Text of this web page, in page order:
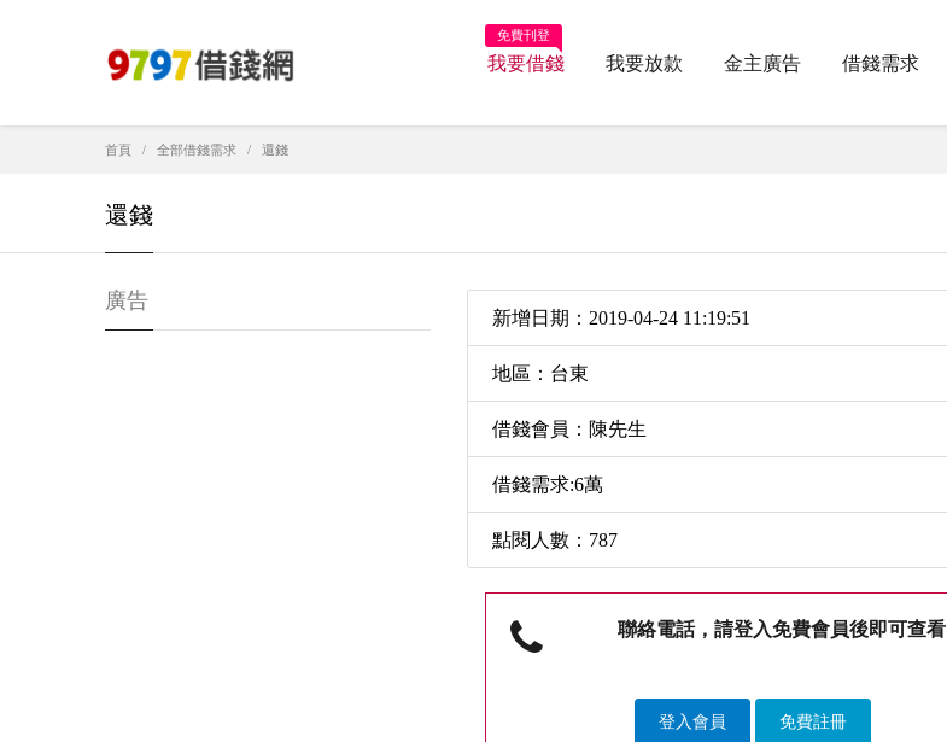
我要借錢
免費刊登
我要放款 金主廣告 借錢需求
首頁 全部借錢需求 還錢
還錢
新增日期：2019-04-24 11:19:51
地區：台東
借錢會員：陳先生
借錢需求:6萬
點閱人數：787
聯絡電話，請登入免費會員後即可查看
登入會員 免費註冊
廣告